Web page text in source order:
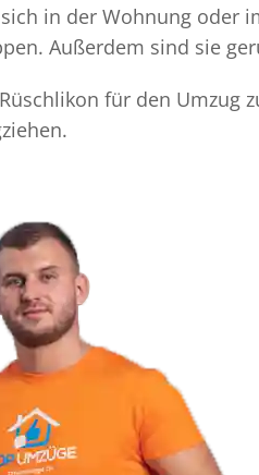
in der Wohnung oder
Außerdem sind sie
für den Umzug